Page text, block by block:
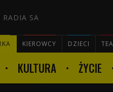
RADIA SA
KIEROWCY DZIECI
KULTURA ŻYCIE